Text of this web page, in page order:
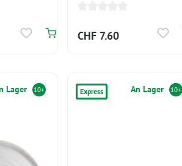
CHF 7.60
Lager 10+ Express An Lager 10+